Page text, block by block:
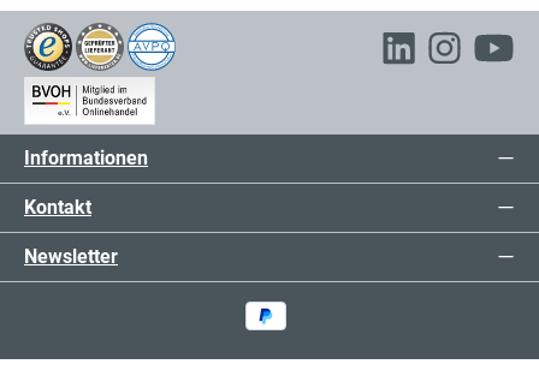
Informationen
Kontakt
Newsletter